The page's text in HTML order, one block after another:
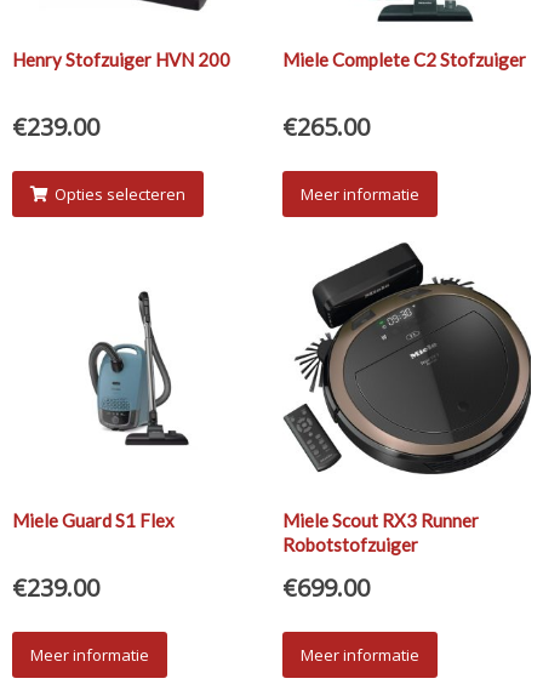
Henry Stofzuiger HVN 200
€239.00
Opties selecteren
Miele Complete C2 Stofzuiger
€265.00
Meer informatie
Miele Guard S1 Flex
€239.00
Meer informatie
Miele Scout RX3 Runner
Robotstofzuiger
€699.00
Meer informatie